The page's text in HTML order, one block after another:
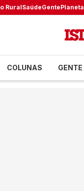
RuralSaúdeGentePlaneta
COLUNAS GENTE